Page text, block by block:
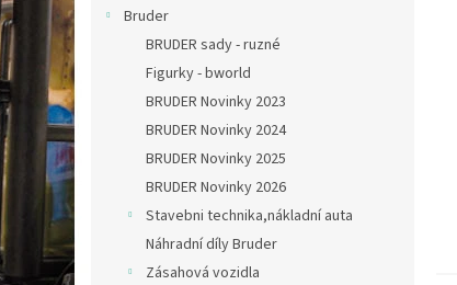
Bruder
BRUDER sady - ruzné
Figurky - bworld
BRUDER Novinky 2023
BRUDER Novinky 2024
BRUDER Novinky 2025
BRUDER Novinky 2026
Stavebni technika,nákladní auta
Náhradní díly Bruder
Zásahová vozidla